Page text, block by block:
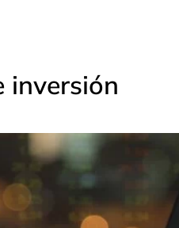
inversión